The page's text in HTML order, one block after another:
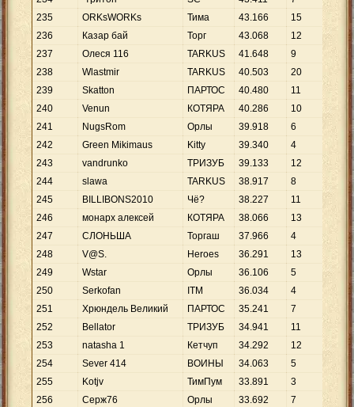
235
ORKsWORKs Тима 43.166 15
236
Казар бай Торг 43.068 12
237
Олеся 116 TARKUS 41.648 9
238
Wlastmir TARKUS 40.503 20
239
Skatton ПАРТОС 40.480 11
240
Venun КОТЯРА 40.286 10
241
NugsRom Орлы 39.918 6
242
Green Mikimaus Kitty 39.340 4
243
vandrunko ТРИЗУБ 39.133 12
244
slawa TARKUS 38.917 8
245
BILLIBONS2010 Чё? 38.227 11
246
монарх алексей КОТЯРА 38.066 13
247
СЛОНЬША Торгаш 37.966 4
248
V@S. Heroes 36.291 13
249
Wstar Орлы 36.106 5
250
Serkofan ITM 36.034 4
251
Хрюндель Великий ПАРТОС 35.241 7
252
Bellator ТРИЗУБ 34.941 11
253
natasha 1 Кетчуп 34.292 12
254
Sever 414 ВОИНЫ 34.063 5
255
Kotjv ТимПум 33.891 3
256
Серж76 Орлы 33.692 7